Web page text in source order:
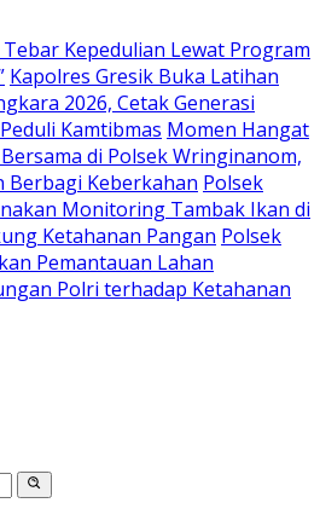
Kepedulian Lewat Program
Kapolres Gresik Buka Latihan
2026, Cetak Generasi
Kamtibmas Momen Hangat
di Polsek Wringinanom,
Berbagi Keberkahan Polsek
Monitoring Tambak Ikan di
Ketahanan Pangan Polsek
Pemantauan Lahan
Polri terhadap Ketahanan